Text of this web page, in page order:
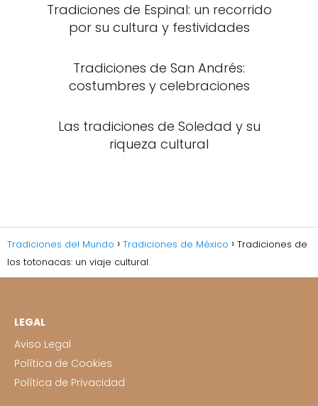
Tradiciones de Espinal: un recorrido
por su cultura y festividades
Tradiciones de San Andrés:
costumbres y celebraciones
Las tradiciones de Soledad y su
riqueza cultural
Tradiciones del Mundo Tradiciones de México
Tradiciones de
los totonacas: un viaje cultural
LEGAL
Aviso Legal
Política de Cookies
Política de Privacidad